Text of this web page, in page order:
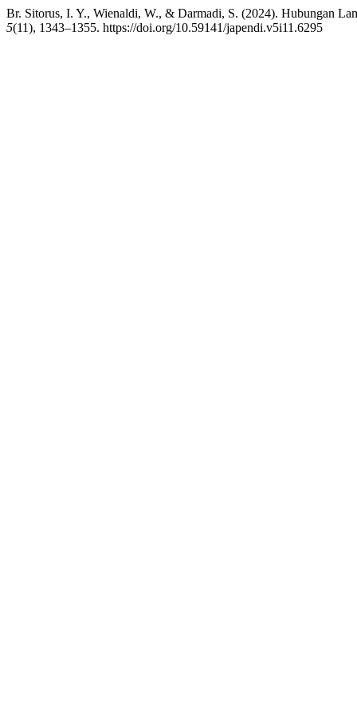
Br. Sitorus, I. Y., Wienaldi, W., & Darmadi, S. (2024). Hubungan
5(11), 1343–1355. https://doi.org/10.59141/japendi.v5i11.6295